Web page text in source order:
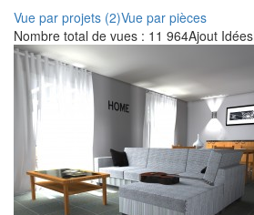
Vue par projets (2)Vue par pièces
Nombre total de vues : 11 964Ajout